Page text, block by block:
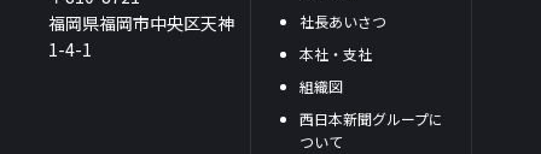
福岡県福岡市中央区天神
1-4-1
社長あいさつ
本社・支社
組織図
西日本新聞グループに
ついて